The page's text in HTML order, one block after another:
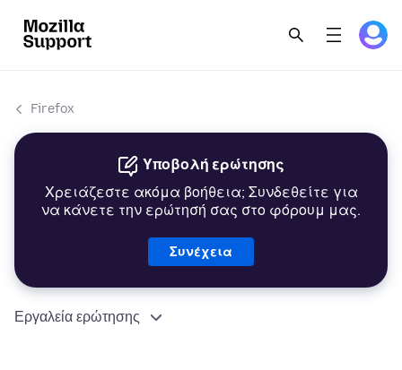
Firefox
Υποβολή ερώτησης
Χρειάζεστε ακόμα βοήθεια; Συνδεθείτε για
να κάνετε την ερώτησή σας στο φόρουμ μας.
Συνέχεια
Εργαλεία ερώτησης